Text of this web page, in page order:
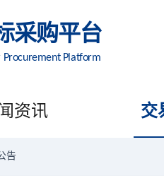
采购平台
Procurement Platform
资讯 交
告